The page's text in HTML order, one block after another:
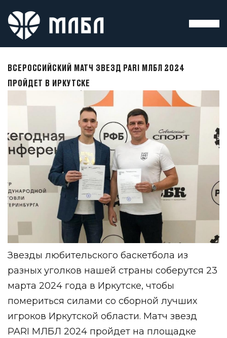
ВСЕРОССИЙСКИЙ МАТЧ ЗВЕЗД PARI МЛБЛ 2024
ПРОЙДЕТ В ИРКУТСКЕ
Звезды любительского баскетбола из
разных уголков нашей страны соберутся 23
марта 2024 года в Иркутске, чтобы
помериться силами со сборной лучших
игроков Иркутской области. Матч звезд
PARI МЛБЛ 2024 пройдет на площадке